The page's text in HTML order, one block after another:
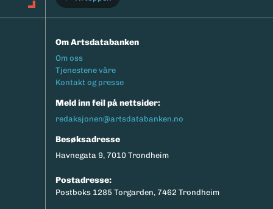
Om Artsdatabanken
Footermeny
Om oss
Tjenestene våre
Kontakt og presse
Meld inn feil på nettsider:
redaksjonen@artsdatabanken.no
Besøksadresse
Havnegata 9, 7010 Trondheim
Postadresse:
Postboks 1285 Torgarden, 7462 Trondheim